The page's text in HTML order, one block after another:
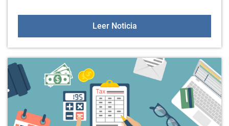
Leer NoticiaCurso para personas